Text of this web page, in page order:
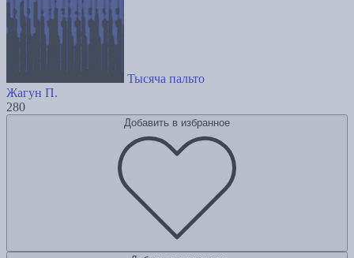
Тысяча пальто
Жагун П.
280
Добавить в избранное